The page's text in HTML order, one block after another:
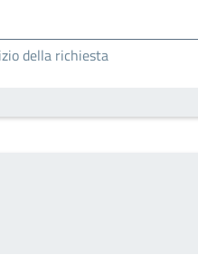
della richiesta